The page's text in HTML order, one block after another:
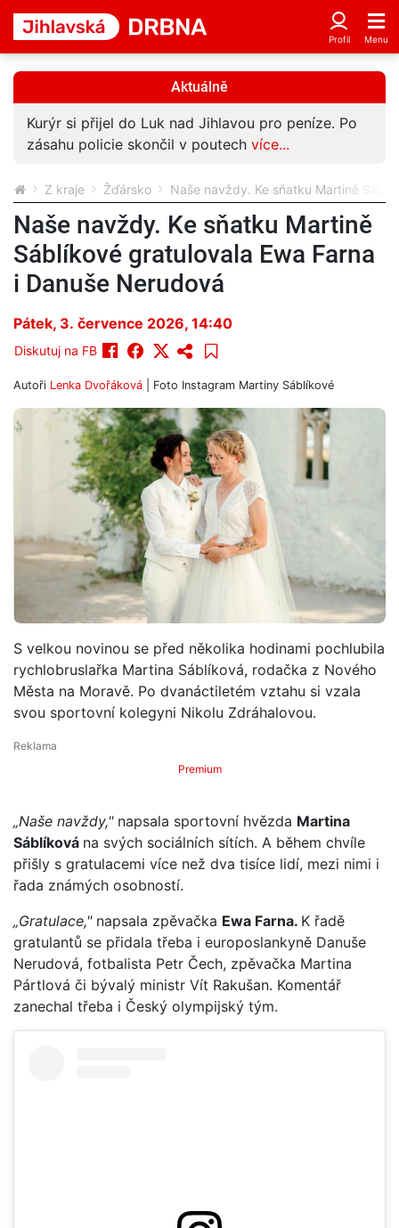
Aktuálně
Kurýr si přijel do Luk nad Jihlavou pro peníze. Po
zásahu policie skončil v poutech více...
Z kraje Žďársko Naše navždy. Ke sňatku Martině
Naše navždy. Ke sňatku Martině
Sáblíkové gratulovala Ewa Farna
i Danuše Nerudová
Pátek, 3. července 2026, 14:40
Diskutuj na FB
Autoři Lenka Dvořáková | Foto Instagram Martiny Sáblíkové
S velkou novinou se před několika hodinami pochlubila
rychlobruslařka Martina Sáblíková, rodačka z Nového
Města na Moravě. Po dvanáctiletém vztahu si vzala
svou sportovní kolegyni Nikolu Zdráhalovou.
Premium
„Naše navždy,"napsala sportovní hvězda Martina
Sáblíková na svých sociálních sítích. A během chvíle
přišly s gratulacemi více než dva tisíce lidí, mezi nimi i
řada známých osobností.
„Gratulace,"napsala zpěvačka Ewa Farna. K řadě
gratulantů se přidala třeba i europoslankyně Danuše
Nerudová, fotbalista Petr Čech, zpěvačka Martina
Pártlová či bývalý ministr Vít Rakušan. Komentář
zanechal třeba i Český olympijský tým.